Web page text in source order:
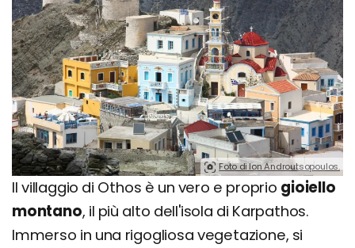
Foto di Ion Androutsopoulos.
Il villaggio di Othos è un vero e proprio gioiello
montano, il più alto dell'isola di Karpathos.
Immerso in una rigogliosa vegetazione, si